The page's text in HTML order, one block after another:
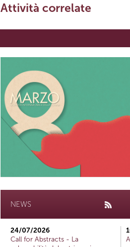
Attività correlate
NEWS
24/07/2026
Call for Abstracts - La